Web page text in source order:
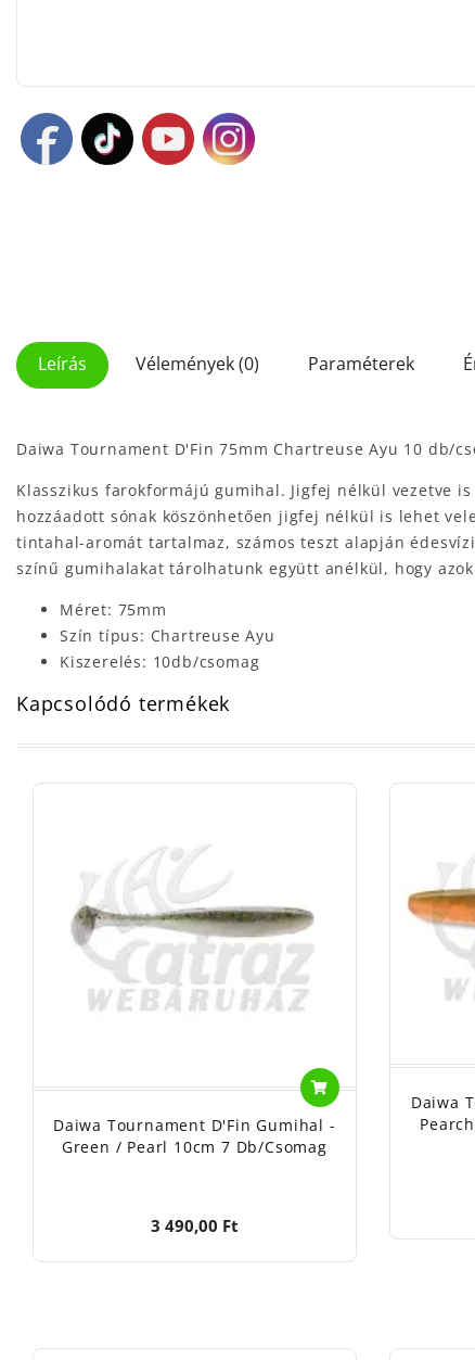
Leírás Vélemények (0) Paraméterek
Daiwa Tournament D'Fin 75mm Chartreuse Ayu 10 db/
Klasszikus farokformájú gumihal. Jigfej nélkül vezetve
hozzáadott sónak köszönhetően jigfej nélkül is lehet
tintahal-aromát tartalmaz, számos teszt alapján
színű gumihalakat tárolhatunk együtt anélkül, hogy
Méret: 75mm
Szín típus: Chartreuse Ayu
Kiszerelés: 10db/csomag
Kapcsolódó termékek
Daiwa Tournament D'Fin Gumihal -
Green / Pearl 10cm 7 Db/csomag
3 490,00 Ft
Daiwa